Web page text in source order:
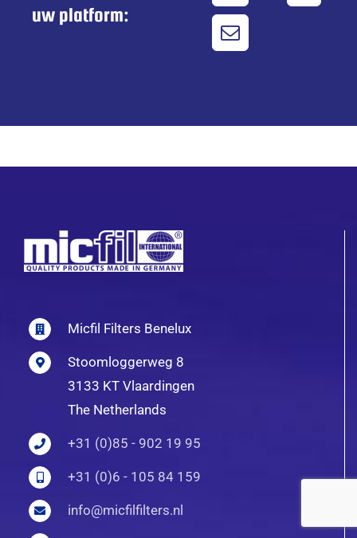
uw platform:
Micfil Filters Benelux
Stoomloggerweg 8
3133 KT Vlaardingen
The Netherlands
+31 (0)85 - 902 19 95
+31 (0)6 - 105 84 159
info@micfilfilters.nl